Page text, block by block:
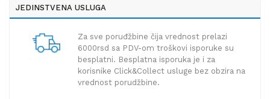
JEDINSTVENA USLUGA
Za sve poruđžbine čija vrednost prelazi
6000rsd sa PDV-om troškovi isporuke su
besplatni. Besplatna isporuka je i za
korisnike Click&Collect usluge bez obzira na
vrednost porudžbine.